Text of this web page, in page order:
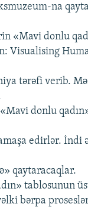
na
«Mavi donlu
Visualising
tərəfi verib.
donlu
edirlər. İndi
qaytaracaqlar.
tablosunun
bərpa